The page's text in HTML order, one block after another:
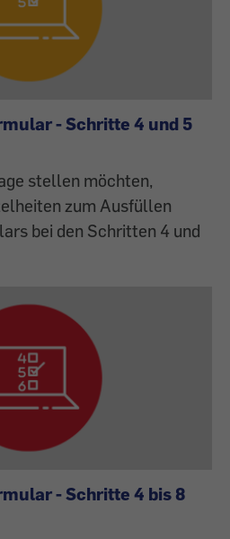
- Schritte 4 und 5
stellen möchten,
zum Ausfüllen
bei den Schritten 4 und
- Schritte 4 bis 8